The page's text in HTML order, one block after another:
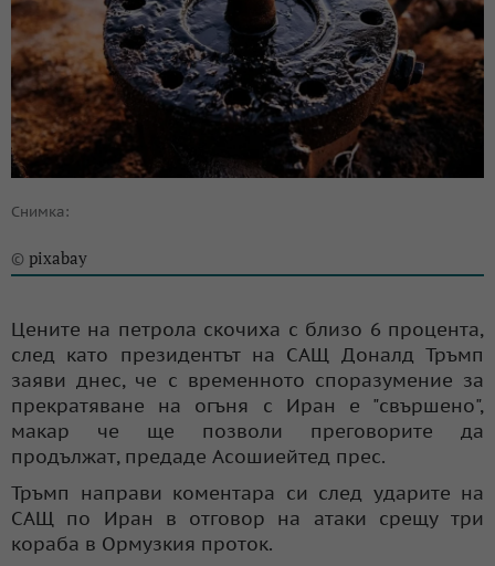
Снимка:
© pixabay
Цените на петрола скочиха с близо 6 процента,
след като президентът на САЩ Доналд Тръмп
заяви днес, че с временното споразумение за
прекратяване на огъня с Иран е "свършено",
макар че ще позволи преговорите да
продължат, предаде Асошиейтед прес.
Тръмп направи коментара си след ударите на
САЩ по Иран в отговор на атаки срещу три
кораба в Ормузкия проток.